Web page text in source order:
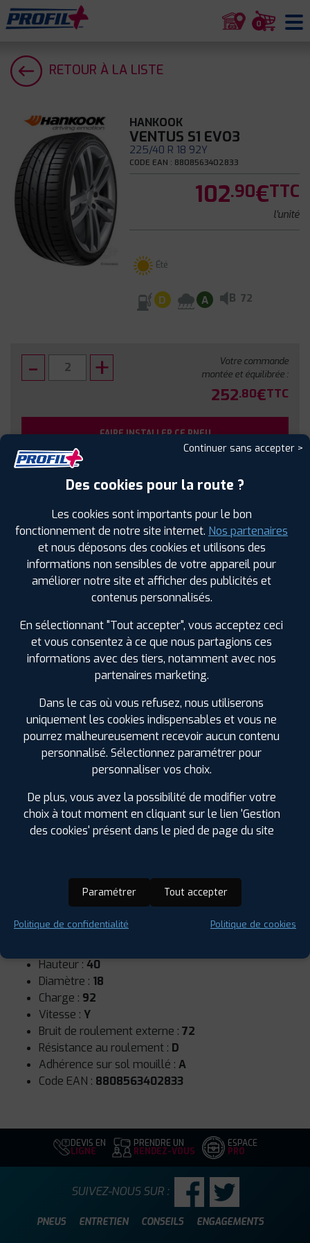
0
RETOUR À LA LISTE
HANKOOK
VENTUS S1 EVO3
225/40 R 18 92Y
CODE EAN : 8808563402833
102.90€TTC
l'unité
Été
D A B 72
Votre commande
montée et équilibrée :
252.80€TTC
FAIRE INSTALLER CE PNEU
Sous réserve de disponibilité en agence
SPÉCIFICATIONS AVIS CLIENTS ÉTIQUETAGE
Étiquetage
Runflat :Non
Hauteur : 40
Diamètre : 18
Charge : 92
Vitesse : Y
Bruit de roulement externe : 72
Résistance au roulement : D
Adhérence sur sol mouillé : A
Code EAN : 8808563402833
DEVIS EN
LIGNE
PRENDRE UN
RENDEZ-VOUS
ESPACE
PRO
PNEUS ENTRETIEN CONSEILS ENGAGEMENTS
SUIVEZ-NOUS SUR :
Continuer sans accepter >
Des cookies pour la route ?
Les cookies sont importants pour le bon
fonctionnement de notre site internet. Nos partenaires
et nous déposons des cookies et utilisons des
informations non sensibles de votre appareil pour
améliorer notre site et afficher des publicités et
contenus personnalisés.
En sélectionnant "Tout accepter", vous acceptez ceci
et vous consentez à ce que nous partagions ces
informations avec des tiers, notamment avec nos
partenaires marketing.
Dans le cas où vous refusez, nous utiliserons
uniquement les cookies indispensables et vous ne
pourrez malheureusement recevoir aucun contenu
personnalisé. Sélectionnez paramétrer pour
personnaliser vos choix.
De plus, vous avez la possibilité de modifier votre
choix à tout moment en cliquant sur le lien 'Gestion
des cookies' présent dans le pied de page du site
Paramétrer Tout accepter
Politique de confidentialité Politique de cookies